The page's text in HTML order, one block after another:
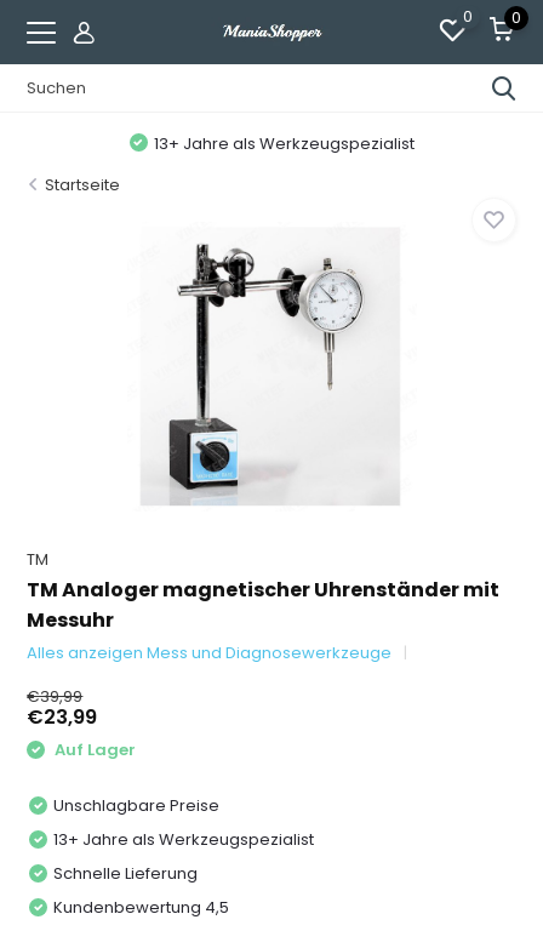
0 0
13+ Jahre als Werkzeugspezialist
Startseite
TM
TM Analoger magnetischer Uhrenständer mit
Messuhr
Alles anzeigen Mess und Diagnosewerkzeuge
€39,99
€23,99
Auf Lager
Unschlagbare Preise
13+ Jahre als Werkzeugspezialist
Schnelle Lieferung
Kundenbewertung 4,5